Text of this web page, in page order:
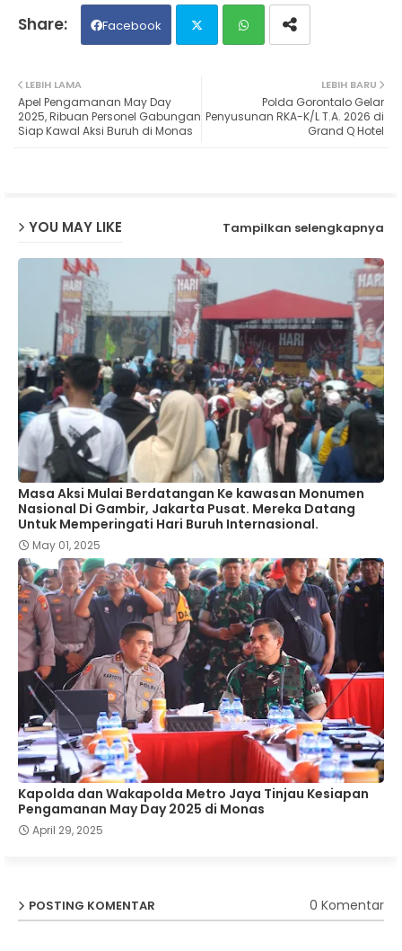
Facebook
LEBIH BARU
Polda Gorontalo Gelar
Penyusunan RKA-K/L T.A. 2026 di
Grand Q Hotel
LEBIH LAMA
Apel Pengamanan May Day
2025, Ribuan Personel Gabungan
Siap Kawal Aksi Buruh di Monas
YOU MAY LIKE Tampilkan selengkapnya
Masa Aksi Mulai Berdatangan Ke kawasan Monumen
Nasional Di Gambir, Jakarta Pusat. Mereka Datang
Untuk Memperingati Hari Buruh Internasional.
May 01, 2025
Kapolda dan Wakapolda Metro Jaya Tinjau Kesiapan
Pengamanan May Day 2025 di Monas
April 29, 2025
POSTING KOMENTAR 0 Komentar